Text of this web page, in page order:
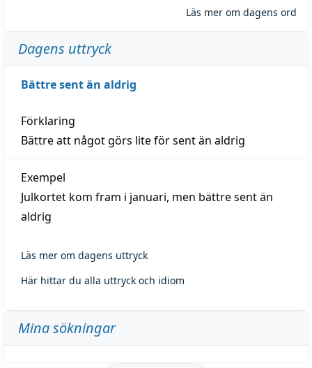
Läs mer om dagens ord
Dagens uttryck
Bättre sent än aldrig
Förklaring
Bättre att något görs lite för sent än aldrig
Exempel
Julkortet kom fram i januari, men bättre sent än
aldrig
Läs mer om dagens uttryck
Här hittar du alla uttryck och idiom
Mina sökningar